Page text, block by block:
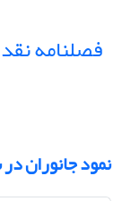
فصلنامه
نمود جانوران